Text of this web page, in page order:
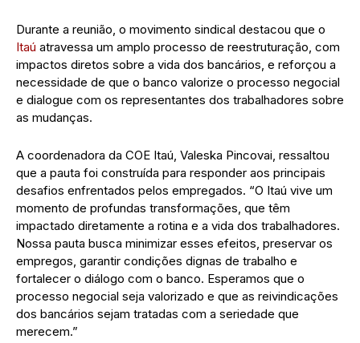
Durante a reunião, o movimento sindical destacou que o
Itaú atravessa um amplo processo de reestruturação, com
impactos diretos sobre a vida dos bancários, e reforçou a
necessidade de que o banco valorize o processo negocial
e dialogue com os representantes dos trabalhadores sobre
as mudanças.
A coordenadora da COE Itaú, Valeska Pincovai, ressaltou
que a pauta foi construída para responder aos principais
desafios enfrentados pelos empregados. “O Itaú vive um
momento de profundas transformações, que têm
impactado diretamente a rotina e a vida dos trabalhadores.
Nossa pauta busca minimizar esses efeitos, preservar os
empregos, garantir condições dignas de trabalho e
fortalecer o diálogo com o banco. Esperamos que o
processo negocial seja valorizado e que as reivindicações
dos bancários sejam tratadas com a seriedade que
merecem.”